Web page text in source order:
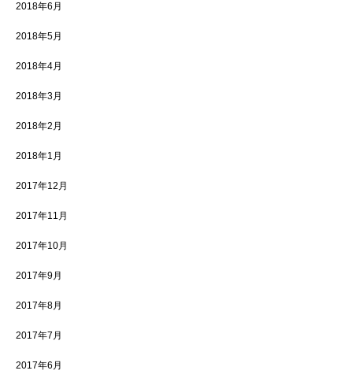
2018年6月
2018年5月
2018年4月
2018年3月
2018年2月
2018年1月
2017年12月
2017年11月
2017年10月
2017年9月
2017年8月
2017年7月
2017年6月